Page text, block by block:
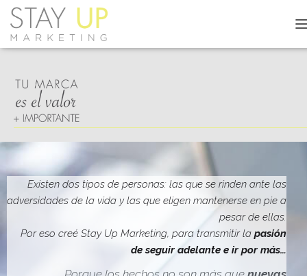
A
M
D
E
N
A
V
G
Existen dos tipos de personas: las que se rinden ante las
adversidades de la vida y las que eligen mantenerse en pie a
pesar de ellas.
Por eso creé Stay Up Marketing, para transmitir la pasión
de seguir adelante e ir por más…